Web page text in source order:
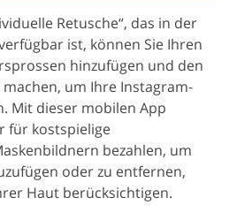
Retusche“, das in der
ist, können Sie Ihren
hinzufügen und den
um Ihre Instagram-
Mit dieser mobilen App
für kostspielige
bezahlen, um
oder zu entfernen,
Haut berücksichtigen.